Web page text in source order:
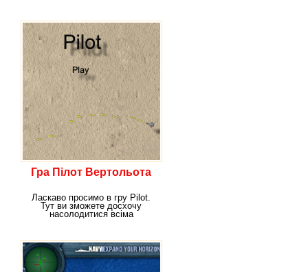
Гра Пілот Вертольота
Ласкаво просимо в гру Pilot.
Тут ви зможете досхочу
насолодитися всіма